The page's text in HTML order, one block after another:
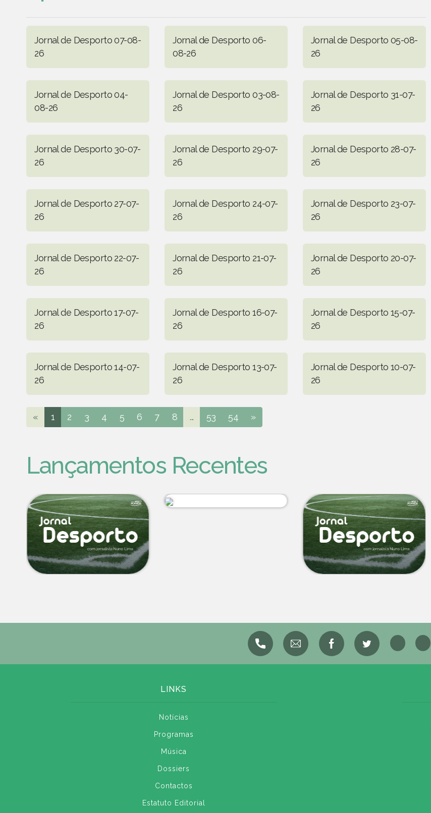
Jornal de Desporto 07-08-
26
Jornal de Desporto 06-
08-26
Jornal de Desporto 05-08-
26
Jornal de Desporto 04-
08-26
Jornal de Desporto 03-08-
26
Jornal de Desporto 31-07-
26
Jornal de Desporto 30-07-
26
Jornal de Desporto 29-07-
26
Jornal de Desporto 28-07-
26
Jornal de Desporto 27-07-
26
Jornal de Desporto 24-07-
26
Jornal de Desporto 23-07-
26
Jornal de Desporto 22-07-
26
Jornal de Desporto 21-07-
26
Jornal de Desporto 20-07-
26
Jornal de Desporto 17-07-
26
Jornal de Desporto 16-07-
26
Jornal de Desporto 15-07-
26
Jornal de Desporto 14-07-
26
Jornal de Desporto 13-07-
26
Jornal de Desporto 10-07-
26
« 1 2 3 4 5 6 7 8 ... 53 54 »
Lançamentos Recentes
LINKS
Notícias
Programas
Música
Dossiers
Contactos
Estatuto Editorial